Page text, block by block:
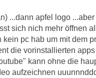
...dann apfel logo
sich nich mehr öffnen
pc hab um mit dem
die vorinstallierten
kann ohne die
aufzeichnen